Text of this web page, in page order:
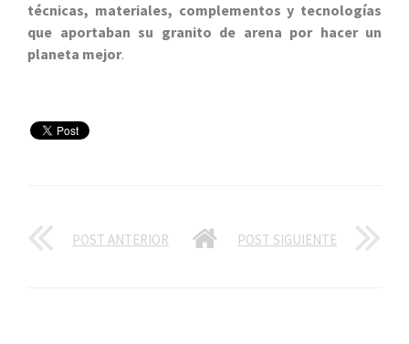
técnicas, materiales, complementos y tecnologías
que aportaban su granito de arena por hacer un
planeta mejor.
POST ANTERIOR POST SIGUIENTE